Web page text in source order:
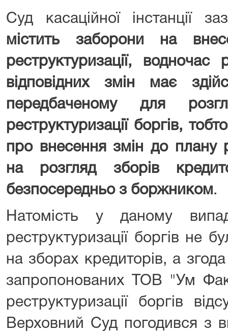
Суд касаційної інстанції
містить заборони на
реструктуризації,
відповідних змін має
передбаченому для
реструктуризації боргів,
про внесення змін до плану
на розгляд зборів
безпосередньо з боржником .
Натомість у даному
реструктуризації боргів не
на зборах кредиторів, а
запропонованих ТОВ "Ум
реструктуризації боргів
Верховний Суд погодився з